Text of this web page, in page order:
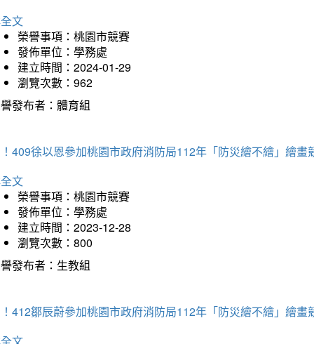
文
榮譽事項：桃園市競賽
發佈單位：學務處
建立時間：2024-01-29
瀏覽次數：962
發布者：體育組
409徐以恩參加桃園市政府消防局112年「防災繪不繪」繪畫
文
榮譽事項：桃園市競賽
發佈單位：學務處
建立時間：2023-12-28
瀏覽次數：800
發布者：生教組
412鄒辰蔚參加桃園市政府消防局112年「防災繪不繪」繪畫